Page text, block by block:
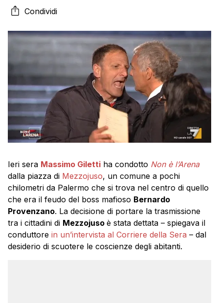
mafia dei pascoli interessata ad impossessarsi dei loro
terreni. Ma il sindaco Giardina e la cittadinanza che ha
continuare a non schierarsi contro la mafia
Condividi
Ieri sera Massimo Giletti ha condotto Non è l’Arena
dalla piazza di Mezzojuso, un comune a pochi
chilometri da Palermo che si trova nel centro di quello
che era il feudo del boss mafioso Bernardo
Provenzano. La decisione di portare la trasmissione
tra i cittadini di Mezzojuso è stata dettata – spiegava il
conduttore in un’intervista al Corriere della Sera – dal
desiderio di scuotere le coscienze degli abitanti.